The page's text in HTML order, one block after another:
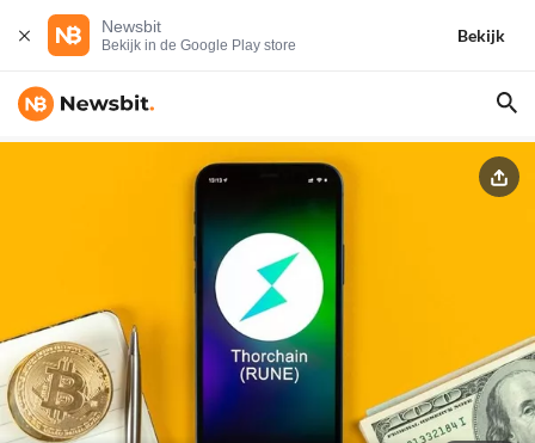
Newsbit
Bekijk in de Google Play store
Bekijk